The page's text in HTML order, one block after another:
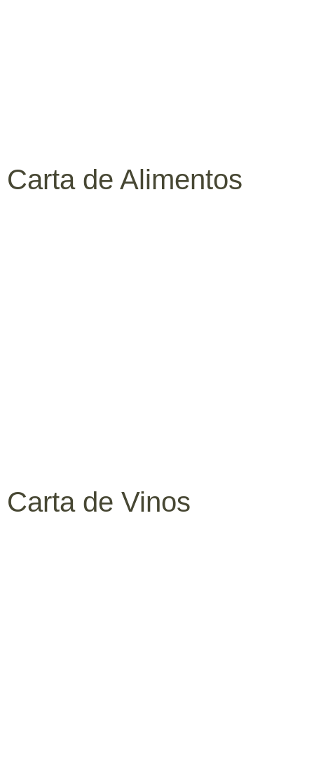
Carta de Alimentos
Carta de Vinos